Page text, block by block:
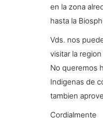
en la zona
hasta la
Vds. nos
visitar la
No queremos
Indigenas de
tambien
Cordialmente